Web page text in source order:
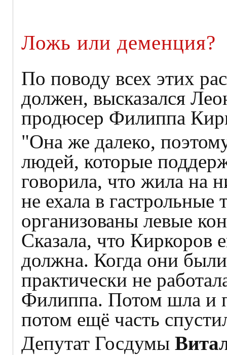
Ложь или деменция?
По поводу всех этих
должен, высказался
продюсер Филиппа
"Она же далеко,
людей, которые
говорила, что жила на
не ехала в
организованы левые
Сказала, что Киркоров
должна. Когда они
практически не
Филиппа. Потом шла и
потом ещё часть
Депутат Госдумы